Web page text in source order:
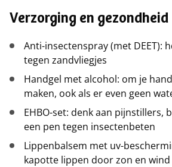
Verzorging en gezondheid
Anti-insectenspray (met DEET):
tegen zandvliegjes
Handgel met alcohol: om je
maken, ook als er even geen
EHBO-set: denk aan pijnstillers,
een pen tegen insectenbeten
Lippenbalsem met uv-
kapotte lippen door zon en wind